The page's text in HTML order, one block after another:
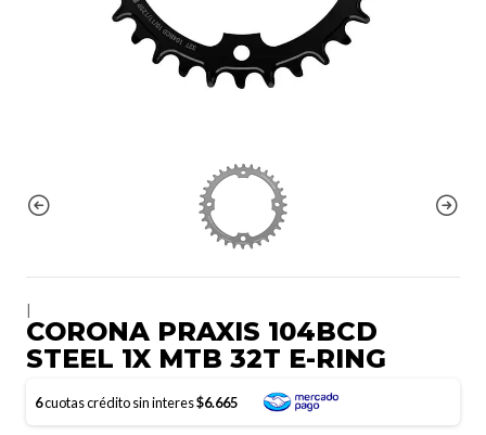
CORONA PRAXIS 104BCD
STEEL 1X MTB 32T E-RING
6cuotas crédito sin interes$6.665